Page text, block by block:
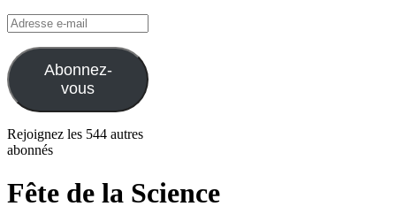
Adresse
e-
mail
Abonnez-
vous
Rejoignez les 544 autres
abonnés
Fête de la Science